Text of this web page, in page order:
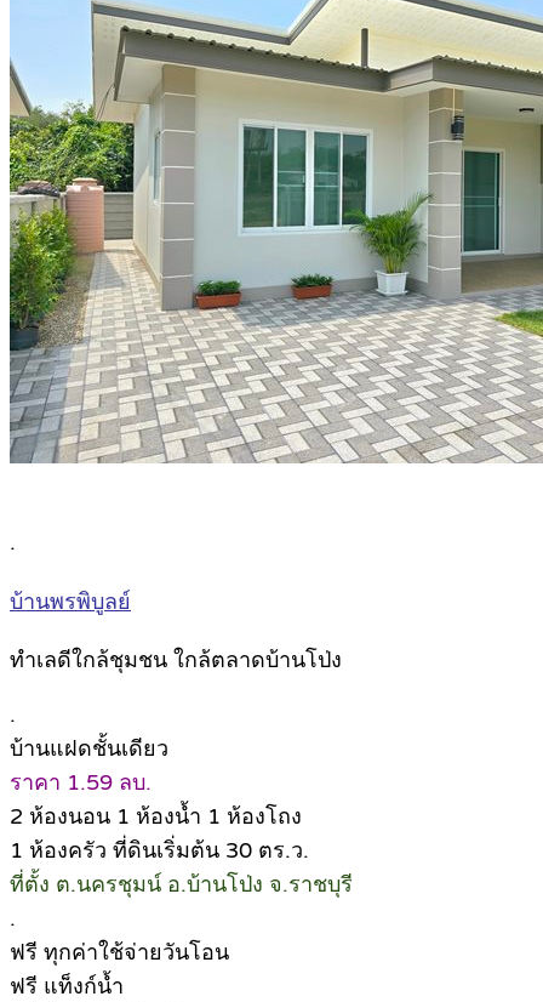
.
บ้านพรพิบูลย์
ทำเลดีใกล้ชุมชน ใกล้ตลาดบ้านโป่ง
.
บ้านแฝดชั้นเดียว
ราคา 1.59 ลบ.
2 ห้องนอน 1 ห้องน้ำ 1 ห้องโถง
1 ห้องครัว ที่ดินเริ่มต้น 30 ตร.ว.
ที่ตั้ง ต.นครชุมน์ อ.บ้านโป่ง จ.ราชบุรี
.
ฟรี ทุกค่าใช้จ่ายวันโอน
ฟรี แท็งก์น้ำ